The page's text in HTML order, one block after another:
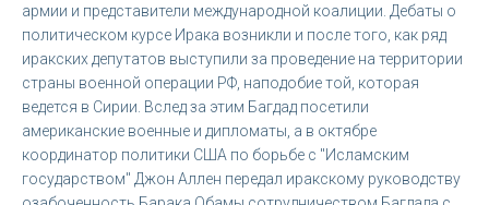
армии и представители международной коалиции. Дебаты о
политическом курсе Ирака возникли и после того, как ряд
иракских депутатов выступили за проведение на территории
страны военной операции РФ, наподобие той, которая
ведется в Сирии. Вслед за этим Багдад посетили
американские военные и дипломаты, а в октябре
координатор политики США по борьбе с "Исламским
государством" Джон Аллен передал иракскому руководству